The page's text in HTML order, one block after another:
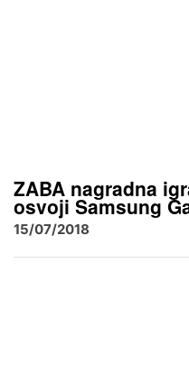
ZABA nagradna
osvoji Samsung
15/07/2018